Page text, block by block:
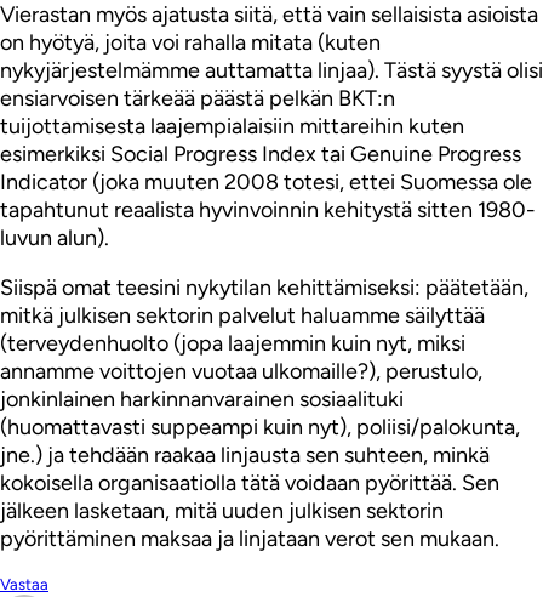
Vierastan myös ajatusta siitä, että vain sellaisista asioista
on hyötyä, joita voi rahalla mitata (kuten
nykyjärjestelmämme auttamatta linjaa). Tästä syystä olisi
ensiarvoisen tärkeää päästä pelkän BKT:n
tuijottamisesta laajempialaisiin mittareihin kuten
esimerkiksi Social Progress Index tai Genuine Progress
Indicator (joka muuten 2008 totesi, ettei Suomessa ole
tapahtunut reaalista hyvinvoinnin kehitystä sitten 1980-
luvun alun).
Siispä omat teesini nykytilan kehittämiseksi: päätetään,
mitkä julkisen sektorin palvelut haluamme säilyttää
(terveydenhuolto (jopa laajemmin kuin nyt, miksi
annamme voittojen vuotaa ulkomaille?), perustulo,
jonkinlainen harkinnanvarainen sosiaalituki
(huomattavasti suppeampi kuin nyt), poliisi/palokunta,
jne.) ja tehdään raakaa linjausta sen suhteen, minkä
kokoisella organisaatiolla tätä voidaan pyörittää. Sen
jälkeen lasketaan, mitä uuden julkisen sektorin
pyörittäminen maksaa ja linjataan verot sen mukaan.
Vastaa